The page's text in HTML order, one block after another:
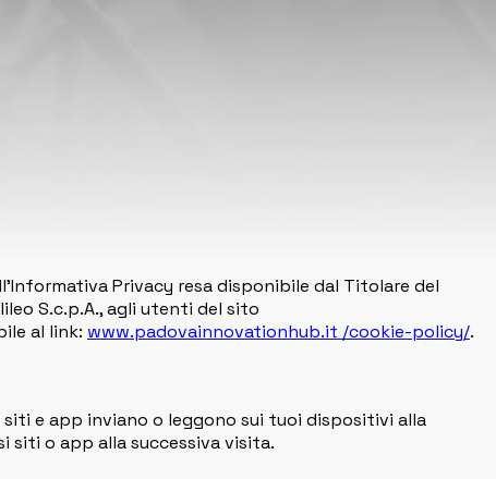
Privacy resa disponibile dal Titolare del
S.c.p.A., agli utenti del sito
al link: www.padovainnovationhub.it /cookie-policy/.
e app inviano o leggono sui tuoi dispositivi alla
siti o app alla successiva visita.